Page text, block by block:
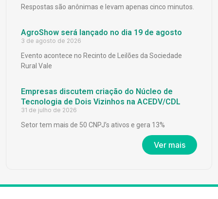
Respostas são anônimas e levam apenas cinco minutos.
AgroShow será lançado no dia 19 de agosto
3 de agosto de 2026
Evento acontece no Recinto de Leilões da Sociedade
Rural Vale
Empresas discutem criação do Núcleo de
Tecnologia de Dois Vizinhos na ACEDV/CDL
31 de julho de 2026
Setor tem mais de 50 CNPJ’s ativos e gera 13%
Ver mais